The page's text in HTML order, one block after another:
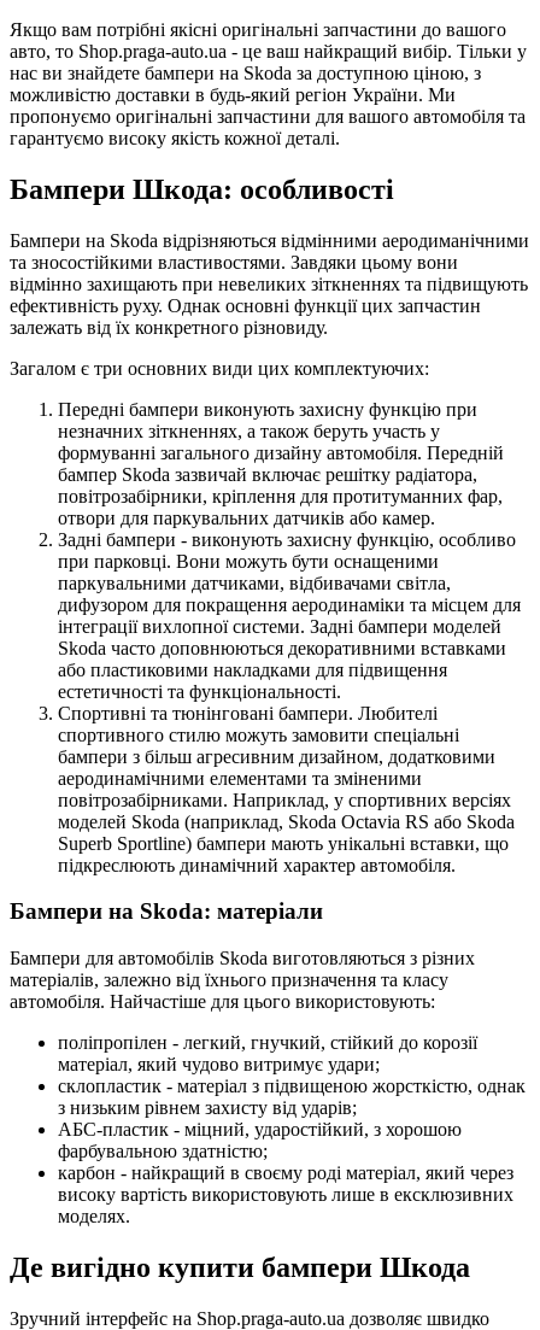
Якщо вам потрібні якісні оригінальні запчастини до вашого
авто, то Shop.praga-auto.ua - це ваш найкращий вибір. Тільки у
нас ви знайдете бампери на Skoda за доступною ціною, з
можливістю доставки в будь-який регіон України. Ми
пропонуємо оригінальні запчастини для вашого автомобіля та
гарантуємо високу якість кожної деталі.
Бампери Шкода: особливості
Бампери на Skoda відрізняються відмінними аеродиманічними
та зносостійкими властивостями. Завдяки цьому вони
відмінно захищають при невеликих зіткненнях та підвищують
ефективність руху. Однак основні функції цих запчастин
залежать від їх конкретного різновиду.
Загалом є три основних види цих комплектуючих:
Передні бампери виконують захисну функцію при
незначних зіткненнях, а також беруть участь у
формуванні загального дизайну автомобіля. Передній
бампер Skoda зазвичай включає решітку радіатора,
повітрозабірники, кріплення для протитуманних фар,
отвори для паркувальних датчиків або камер.
Задні бампери - виконують захисну функцію, особливо
при парковці. Вони можуть бути оснащеними
паркувальними датчиками, відбивачами світла,
дифузором для покращення аеродинаміки та місцем для
інтеграції вихлопної системи. Задні бампери моделей
Skoda часто доповнюються декоративними вставками
або пластиковими накладками для підвищення
естетичності та функціональності.
Спортивні та тюнінговані бампери. Любителі
спортивного стилю можуть замовити спеціальні
бампери з більш агресивним дизайном, додатковими
аеродинамічними елементами та зміненими
повітрозабірниками. Наприклад, у спортивних версіях
моделей Skoda (наприклад, Skoda Octavia RS або Skoda
Superb Sportline) бампери мають унікальні вставки, що
підкреслюють динамічний характер автомобіля.
Бампери на Skoda: матеріали
Бампери для автомобілів Skoda виготовляються з різних
матеріалів, залежно від їхнього призначення та класу
автомобіля. Найчастіше для цього використовують:
поліпропілен - легкий, гнучкий, стійкий до корозії
матеріал, який чудово витримує удари;
склопластик - матеріал з підвищеною жорсткістю, однак
з низьким рівнем захисту від ударів;
АБС-пластик - міцний, ударостійкий, з хорошою
фарбувальною здатністю;
карбон - найкращий в своєму роді матеріал, який через
високу вартість використовують лише в ексклюзивних
моделях.
Де вигідно купити бампери Шкода
Зручний інтерфейс на Shop.praga-auto.ua дозволяє швидко